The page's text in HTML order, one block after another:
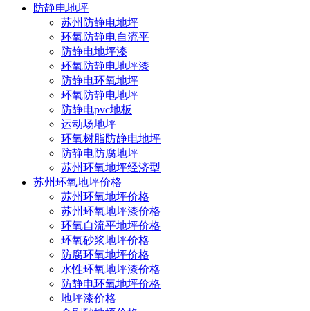
防静电地坪
苏州防静电地坪
环氧防静电自流平
防静电地坪漆
环氧防静电地坪漆
防静电环氧地坪
环氧防静电地坪
防静电pvc地板
运动场地坪
环氧树脂防静电地坪
防静电防腐地坪
苏州环氧地坪经济型
苏州环氧地坪价格
苏州环氧地坪价格
苏州环氧地坪漆价格
环氧自流平地坪价格
环氧砂浆地坪价格
防腐环氧地坪价格
水性环氧地坪漆价格
防静电环氧地坪价格
地坪漆价格